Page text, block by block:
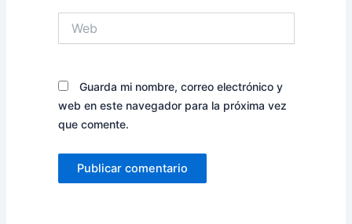
Guarda mi nombre, correo electrónico y
web en este navegador para la próxima vez
que comente.